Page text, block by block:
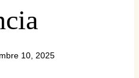
10, 2025